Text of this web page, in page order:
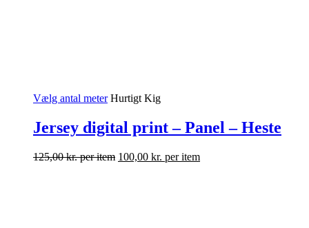
Vælg antal meter Hurtigt Kig
Jersey digital print – Panel – Heste
125,00kr.per item 100,00 kr. per item